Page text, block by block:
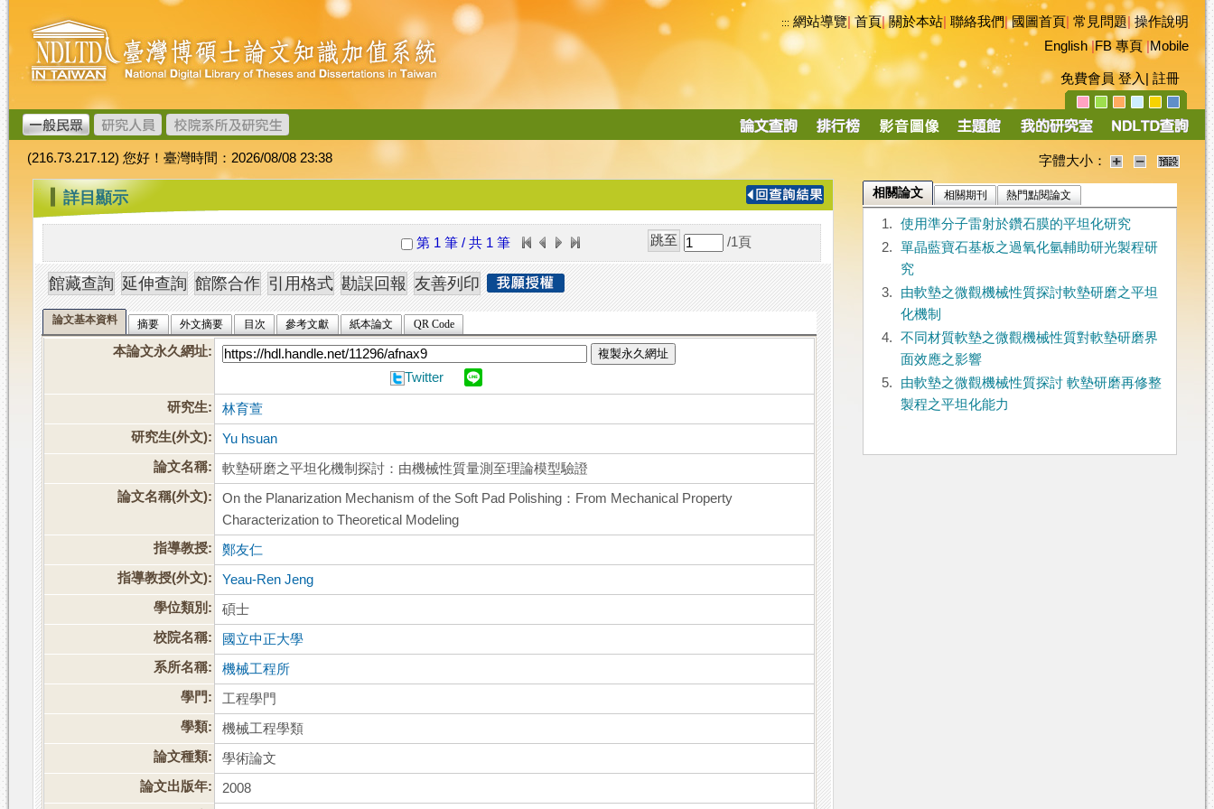
跳
到
主
要
內
容
臺
灣
博
碩
士
論
文
加
值
系
統
::: 網站導覽|首頁|關於本站 聯絡我們|國圖首頁 常見問題|操作說明
English|FB 專頁|Mobile
免費會員 登入 註冊
導
(216.73.217.12) 您好！臺灣時間：2026/08/08 23:38 字體大小：
::: 詳目顯示
第 1 筆 / 共 1 筆 /1 頁
論文基本資料 摘要 外文摘要 目次 參考文獻 紙本論文 QR Code
本論文永久網址: 複製永久網址
Twitter
研究生:
林育萱
研究生(外文):
Yu hsuan
論文名稱:
軟墊研磨之平坦化機制探討：由機械性質量測至理論模型驗證
論文名稱(外文):
On the Planarization Mechanism of the Soft Pad Polishing：From Mechanical Property
Characterization to Theoretical Modeling
指導教授:
鄭友仁
指導教授(外文):
Yeau-Ren Jeng
學位類別:
碩士
校院名稱:
國立中正大學
系所名稱:
機械工程所
學門:
工程學門
學類:
機械工程學類
論文種類:
學術論文
論文出版年:
2008
相關論文 相關期刊 熱門點閱論文
1.
使用準分子雷射於鑽石膜的平坦化研究
2.
單晶藍寶石基板之過氧化氫輔助研光製程研
究
3.
由軟墊之微觀機械性質探討軟墊研磨之平坦
化機制
4.
不同材質軟墊之微觀機械性質對軟墊研磨界
面效應之影響
5.
由軟墊之微觀機械性質探討 軟墊研磨再修整
製程之平坦化能力